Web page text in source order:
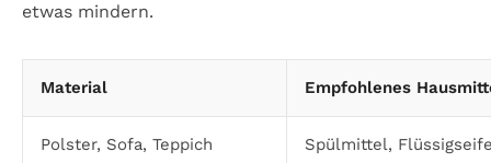
etwas mindern.
Material Empfohlenes
Polster, Sofa, Teppich Spülmittel,